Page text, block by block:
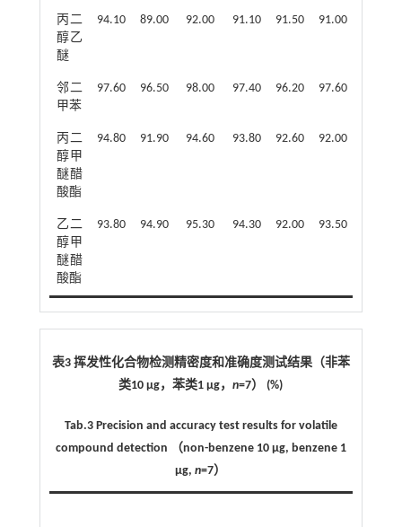
丙二
醇乙
醚
94.10 89.00 92.00 91.10 91.50 91.00
邻二
甲苯
97.60 96.50 98.00 97.40 96.20 97.60
丙二
醇甲
醚醋
酸酯
94.80 91.90 94.60 93.80 92.60 92.00
乙二
醇甲
醚醋
酸酯
93.80 94.90 95.30 94.30 92.00 93.50
表3 挥发性化合物检测精密度和准确度测试结果（非苯
类10 μg，苯类1 μg，n=7） (%)
Tab.3 Precision and accuracy test results for volatile
compound detection （non-benzene 10 μg, benzene 1
μg,n=7）